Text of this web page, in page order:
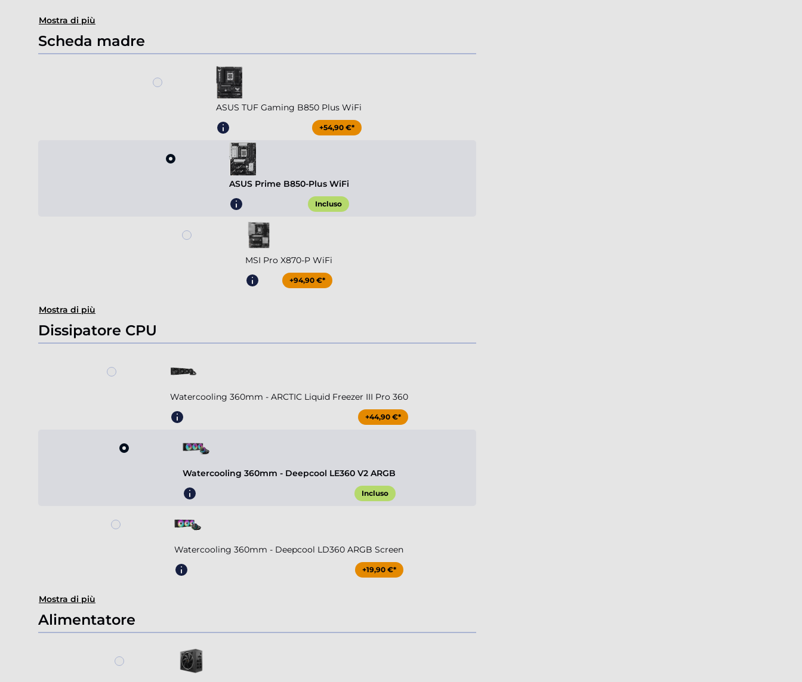
Mostra di più
Scheda madre
ASUS TUF Gaming B850 Plus WiFi
+54,90 €*
ASUS Prime B850-Plus WiFi
Incluso
MSI Pro X870-P WiFi
+94,90 €*
Mostra di più
Dissipatore CPU
Watercooling 360mm - ARCTIC Liquid Freezer III Pro 360
+44,90 €*
Watercooling 360mm - Deepcool LE360 V2 ARGB
Incluso
Watercooling 360mm - Deepcool LD360 ARGB Screen
+19,90 €*
Mostra di più
Alimentatore